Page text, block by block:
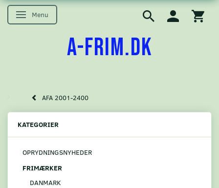
Skifte navigation
Menu
A-FRIM.DK
AFA 2001-2400
KATEGORIER
OPRYDNINGSNYHEDER
FRIMÆRKER
DANMARK